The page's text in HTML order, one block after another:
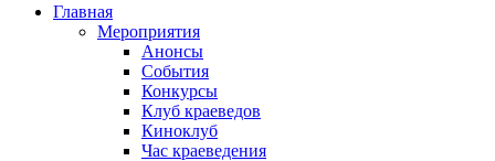
Главная
Мероприятия
Анонсы
События
Конкурсы
Клуб краеведов
Киноклуб
Час краеведения